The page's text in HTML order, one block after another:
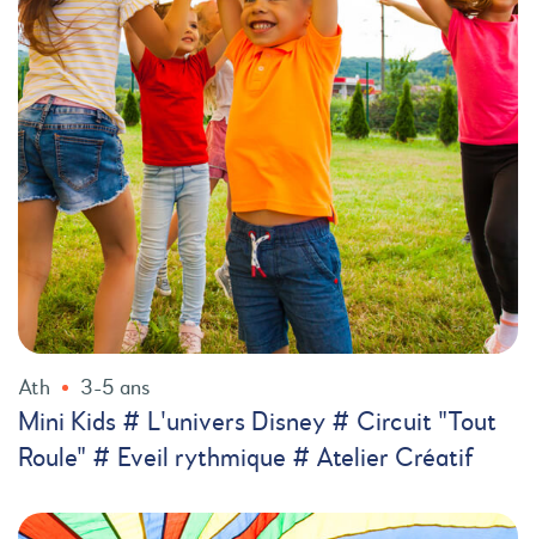
Ath 3-5 ans
Mini Kids # L'univers Disney # Circuit "Tout
Roule" # Eveil rythmique # Atelier Créatif